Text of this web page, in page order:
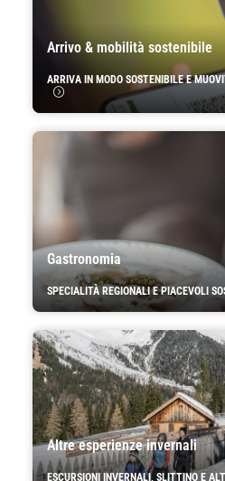
Arrivo & mobilità sostenibile
ARRIVA IN MODO SOSTENIBILE E
Gastronomia
SPECIALITÀ REGIONALI E PIACEVOLI
Altre esperienze invernali
ESCURSIONI INVERNALI, SLITTINO E